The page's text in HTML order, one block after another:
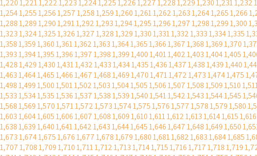
1,2201,2211,2221,2231,2241,2251,2261,2271,2281,2291,2301,2311,232
1,2541,2551,2561,2571,2581,2591,2601,2611,2621,2631,2641,2651,266
1,2881,2891,2901,2911,2921,2931,2941,2951,2961,2971,2981,2991,300
1,3231,3241,3251,3261,3271,3281,3291,3301,3311,3321,3331,3341,335
1,3581,3591,3601,3611,3621,3631,3641,3651,3661,3671,3681,3691,370
1,3931,3941,3951,3961,3971,3981,3991,4001,4011,4021,4031,4041,405
1,4281,4291,4301,4311,4321,4331,4341,4351,4361,4371,4381,4391,440
1,4631,4641,4651,4661,4671,4681,4691,4701,4711,4721,4731,4741,475
1,4981,4991,5001,5011,5021,5031,5041,5051,5061,5071,5081,5091,510
1,5331,5341,5351,5361,5371,5381,5391,5401,5411,5421,5431,5441,545
1,5681,5691,5701,5711,5721,5731,5741,5751,5761,5771,5781,5791,580
1,6031,6041,6051,6061,6071,6081,6091,6101,6111,6121,6131,6141,6151,616
1,6381,6391,6401,6411,6421,6431,6441,6451,6461,6471,6481,6491,650
1,6731,6741,6751,6761,6771,6781,6791,6801,6811,6821,6831,6841,685
1,7071,7081,7091,7101,7111,7121,7131,7141,7151,7161,7171,7181,719